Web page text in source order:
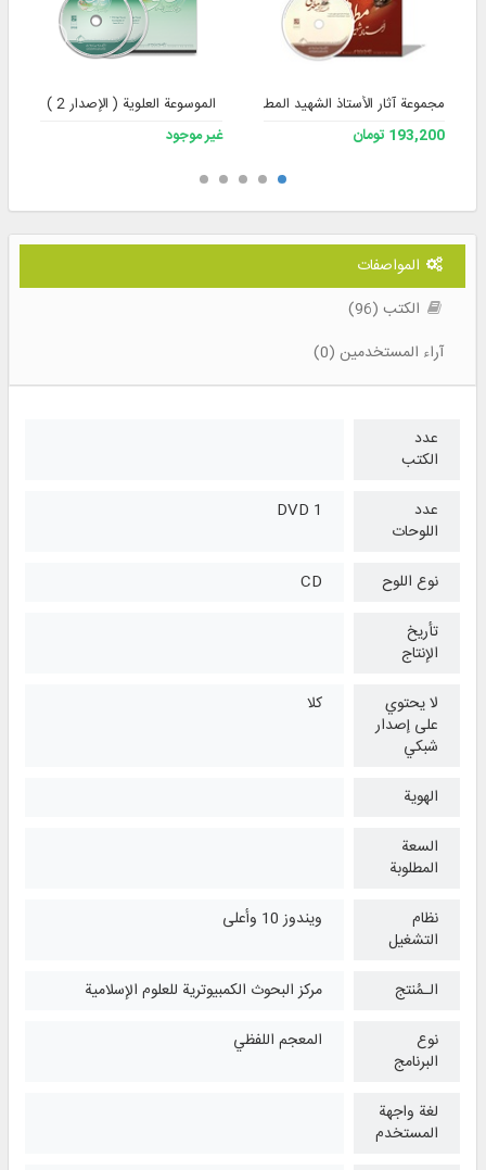
مجموعة آثار الأستاذ الشهيد المطهري – الإصدار 3
193,200 تومان
الموسوعة العلوية ( الإصدار 2 )
غير موجود
المواصفات
الكتب (96)
آراء المستخدمين (0)
عدد
الكتب
عدد
اللوحات
1 DVD
نوع اللوح
CD
تأريخ
الإنتاج
لا يحتوي
على إصدار
شبكي
كلا
الهوية
السعة
المطلوبة
نظام
التشغیل
ويندوز 10 وأعلی
الـمُنتج
مركز البحوث الكمبيوترية للعلوم الإسلامية
نوع
البرنامج
المعجم اللفظي
لغة واجهة
المستخدم